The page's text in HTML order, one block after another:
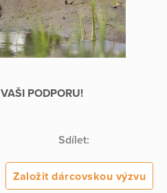
PODPORU!
Sdílet:
Založit dárcovskou výzvu